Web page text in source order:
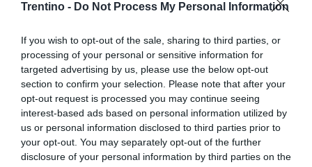
Trentino - Do Not Process My Personal Information
If you wish to opt-out of the sale, sharing to third parties, or
processing of your personal or sensitive information for
targeted advertising by us, please use the below opt-out
section to confirm your selection. Please note that after your
opt-out request is processed you may continue seeing
interest-based ads based on personal information utilized by
us or personal information disclosed to third parties prior to
your opt-out. You may separately opt-out of the further
disclosure of your personal information by third parties on the
SPETTACOLO
Al via il Locarno Film Festival, premiata
Isabella Rossellini con l'Excellence Award